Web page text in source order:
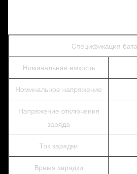
Спецификация
Номинальная емкость
Номинальное напряжение
Напряжение отключения
заряда
Ток зарядки
Время зарядки